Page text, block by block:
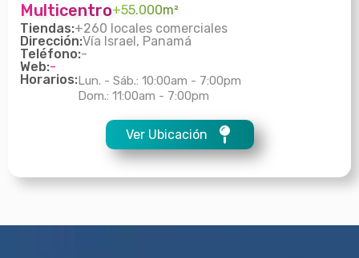
Multicentro+55.000m²
Tiendas:+260 locales comerciales
Dirección:Vía Israel, Panamá
Teléfono:-
Web:-
Horarios:Lun. - Sáb.: 10:00am - 7:00pm
Dom.: 11:00am - 7:00pm
Ver Ubicación